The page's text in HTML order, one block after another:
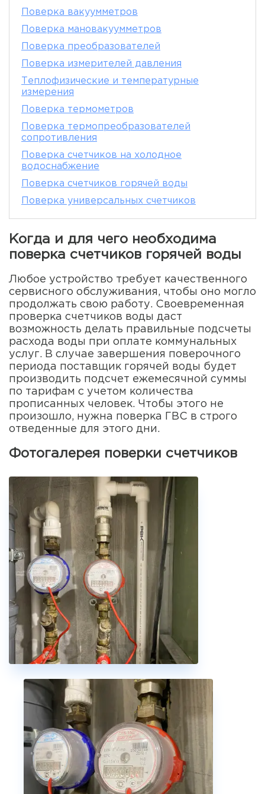
Поверка вакуумметров
Поверка мановакуумметров
Поверка преобразователей
Поверка измерителей давления
Теплофизические и температурные
измерения
Поверка термометров
Поверка термопреобразователей
сопротивления
Поверка счетчиков на холодное
водоснабжение
Поверка счетчиков горячей воды
Поверка универсальных счетчиков
Когда и для чего необходима
поверка счетчиков горячей воды
Любое устройство требует качественного
сервисного обслуживания, чтобы оно могло
продолжать свою работу. Своевременная
проверка счетчиков воды даст
возможность делать правильные подсчеты
расхода воды при оплате коммунальных
услуг. В случае завершения поверочного
периода поставщик горячей воды будет
производить подсчет ежемесячной суммы
по тарифам с учетом количества
прописанных человек. Чтобы этого не
произошло, нужна поверка ГВС в строго
отведенные для этого дни.
Фотогалерея поверки счетчиков